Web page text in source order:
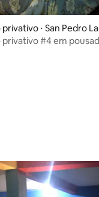
média de 5, 13
⋅ San Pedro La
#4 em